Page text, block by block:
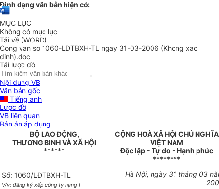
Định dạng văn bản hiện có:
MỤC LỤC
Không có mục lục
Tải về (WORD)
Cong van so 1060-LDTBXH-TL ngay 31-03-2006 (Khong xac
dinh).doc
Tải lược đồ
Nội dung VB
Văn bản gốc
Tiếng anh
Lược đồ
VB liên quan
Bản án áp dụng
BỘ LAO ĐỘNG,
THƯƠNG BINH VÀ XÃ HỘI
******
CỘNG HOÀ XÃ HỘI CHỦ NGHĨA
VIỆT NAM
Độc lập - Tự do - Hạnh phúc
********
Số: 1060/LĐTBXH-TL
V/v: đăng ký xếp công ty hạng I
Hà Nội, ngày 31 tháng 03